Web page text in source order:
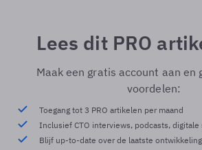
Lees dit PRO
Maak een gratis account aan en
voordelen:
Toegang tot 3 PRO artikelen per maand
Inclusief CTO interviews, podcasts,
Blijf up-to-date over de laatste